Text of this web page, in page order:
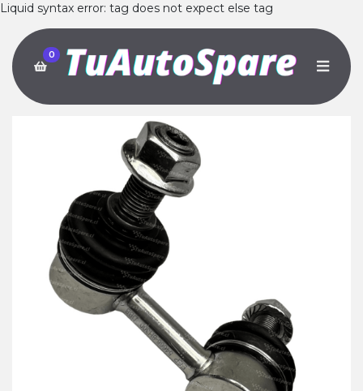
Liquid syntax error: tag does not expect else tag
0